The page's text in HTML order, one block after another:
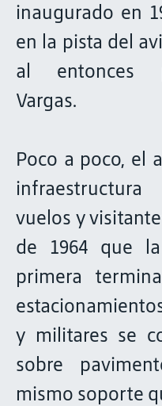
inaugurado en
en la pista del
al entonces
Vargas.
Poco a poco, el
vuelos y
de 1964 que
primera
y militares se
sobre
mismo soporte